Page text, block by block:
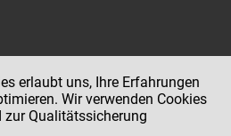
erlaubt uns, Ihre Erfahrungen
Wir verwenden Cookies
Qualitätssicherung